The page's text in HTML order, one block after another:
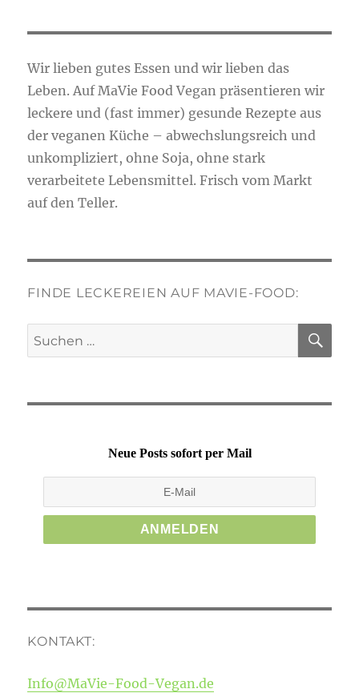
Wir lieben gutes Essen und wir lieben das
Leben. Auf MaVie Food Vegan präsentieren wir
leckere und (fast immer) gesunde Rezepte aus
der veganen Küche – abwechslungsreich und
unkompliziert, ohne Soja, ohne stark
verarbeitete Lebensmittel. Frisch vom Markt
auf den Teller.
FINDE LECKEREIEN AUF MAVIE-FOOD:
Suchen
nach:
Neue Posts sofort per Mail
KONTAKT:
Info@MaVie-Food-Vegan.de